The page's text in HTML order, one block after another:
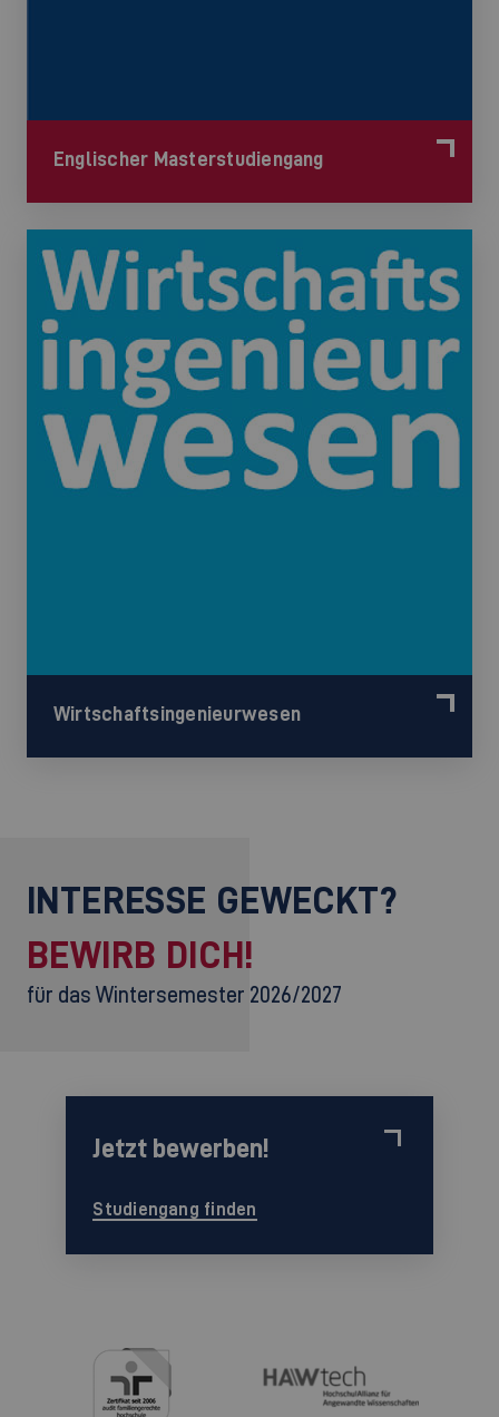
Englischer Masterstudiengang
Wirtschaftsingenieurwesen
INTERESSE GEWECKT?
BEWIRB DICH!
für das Wintersemester 2026/2027
Jetzt bewerben!
Studiengang finden